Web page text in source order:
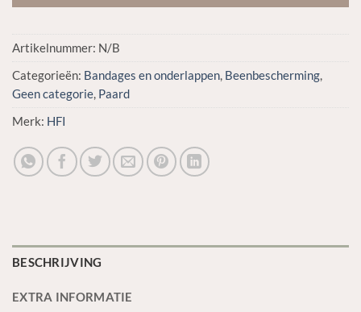
Artikelnummer: N/B
Categorieën: Bandages en onderlappen, Beenbescherming,
Geen categorie, Paard
Merk: HFI
BESCHRIJVING
EXTRA INFORMATIE